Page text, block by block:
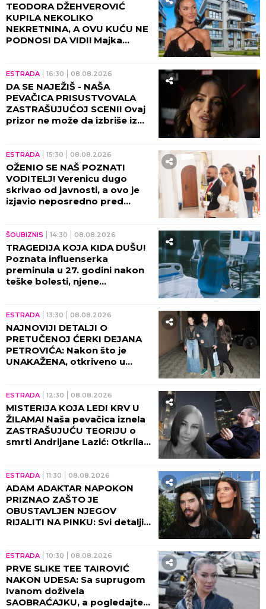
TEODORA DŽEHVEROVIĆ
KUPILA NEKOLIKO
NEKRETNINA, A OVU KUĆU NE
PODNOSI DA VIDI! Majka
ESTRADA 16:30 08.08.2026
DA SE NAJEŽIŠ - NAŠA
PEVAČICA PRISUSTVOVALA
ZASTRAŠUJUĆOJ SCENI! Ovaj
prizor ne može da izbriše iz
ESTRADA 15:30 08.08.2026
OŽENIO SE NAŠ POZNATI
VODITELJ! Verenicu dugo
skrivao od javnosti, a ovo je
izjavio neposredno pred
ŠOUBIZNIS 14:30 08.08.2026
TRAGEDIJA KOJA KIDA DUŠU!
Poznata influenserka
preminula u 27. godini nakon
teške bolesti, njene
ESTRADA 13:30 08.08.2026
NAJNOVIJI DETALJI O
PRETUČENOJ ĆERKI DEJANA
PETROVIĆA: Nakon što je
UNAKAŽENA, otkriveno u
ESTRADA 12:30 08.08.2026
MISTERIJA KOJA LEDI KRV U
ŽILAMA! Naša pevačica iznela
ZASTRAŠUJUĆU TEORIJU o
smrti Andrijane Lazić: Otkrila
ESTRADA 11:30 08.08.2026
ADAM ADAKTAR NAPOKON
PRIZNAO ZAŠTO JE
OBUSTAVLJEN NJEGOV
RIJALITI NA PINKU: Svi detalji
ESTRADA 10:30 08.08.2026
PRVE SLIKE TEE TAIROVIĆ
NAKON UDESA: Sa suprugom
Ivanom doživela
SAOBRAĆAJKU, a pogledajte